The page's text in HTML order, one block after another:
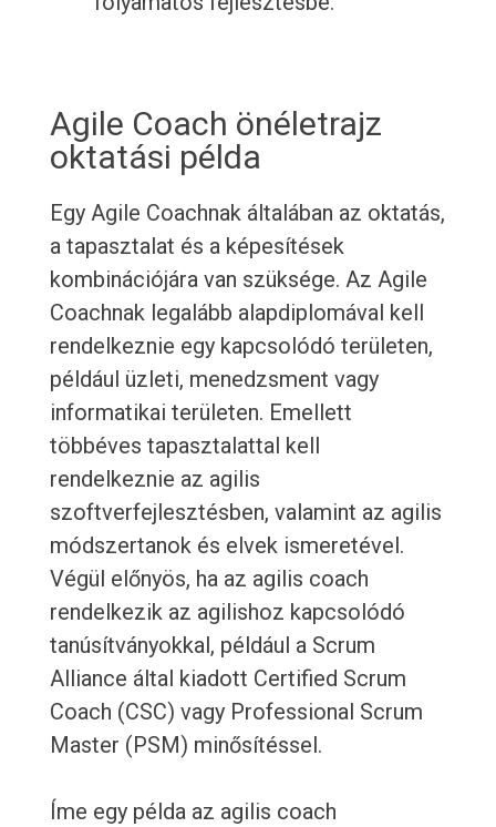
Agile Coach önéletrajz
oktatási példa
Egy Agile Coachnak általában az oktatás,
a tapasztalat és a képesítések
kombinációjára van szüksége. Az Agile
Coachnak legalább alapdiplomával kell
rendelkeznie egy kapcsolódó területen,
például üzleti, menedzsment vagy
informatikai területen. Emellett
többéves tapasztalattal kell
rendelkeznie az agilis
szoftverfejlesztésben, valamint az agilis
módszertanok és elvek ismeretével.
Végül előnyös, ha az agilis coach
rendelkezik az agilishoz kapcsolódó
tanúsítványokkal, például a Scrum
Alliance által kiadott Certified Scrum
Coach (CSC) vagy Professional Scrum
Master (PSM) minősítéssel.
Íme egy példa az agilis coach